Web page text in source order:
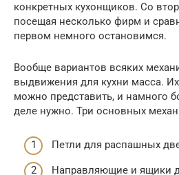
конкретных кухонщиков. Со
посещая несколько фирм и
первом немного остановимся.
Вообще вариантов всяких
выдвижения для кухни масса.
можно представить, и намного
деле нужно. Три основных
Петли для распашных
Направляющие и ящики